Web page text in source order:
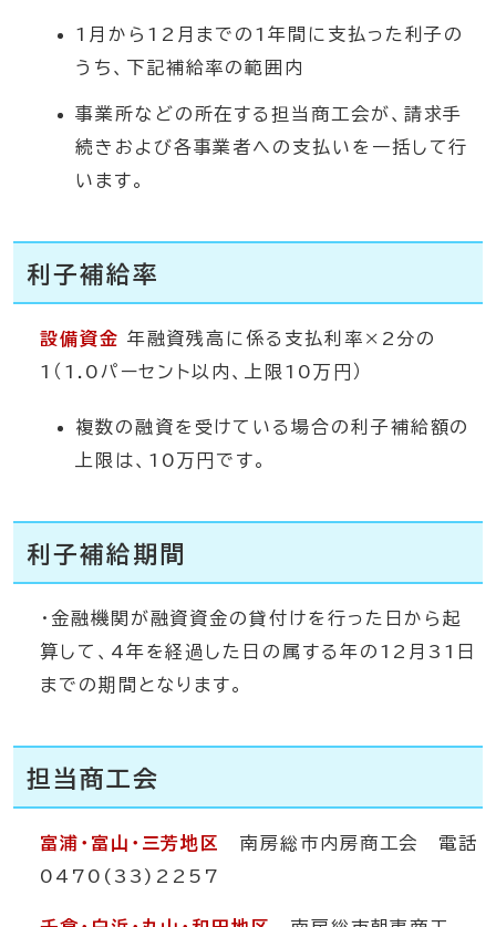
1月から12月までの1年間に支払った利子の
うち、下記補給率の範囲内
事業所などの所在する担当商工会が、請求手
続きおよび各事業者への支払いを一括して行
います。
利子補給率
設備資金 年融資残高に係る支払利率×2分の
1（1.0パーセント以内、上限10万円）
複数の融資を受けている場合の利子補給額の
上限は、10万円です。
利子補給期間
・金融機関が融資資金の貸付けを行った日から起
算して、4年を経過した日の属する年の12月31日
までの期間となります。
担当商工会
富浦・富山・三芳地区南房総市内房商工会 電話
0470(33)2257